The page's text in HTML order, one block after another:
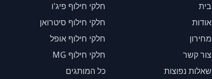
בית
אודות
מחירון
צור קשר
שאלות נפוצות
חלקי חילוף פיג'ו
חלקי חילוף סיטרואן
חלקי חילוף אופל
חלקי חילוף MG
כל המותגים